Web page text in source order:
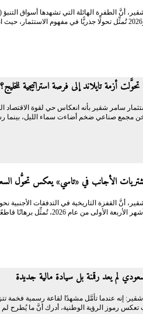
عالميًّا خلال عامي 2025 و2026 تُمثِّل تحولًا جذريًّا في مفهوم
أزمة تايلاند إلى فرصة استراتيجية للخليج؟
سامر شقير بأنه انعكاس حي لقوة الاقتصاد
مجمع صناعي ضخم أضاءت سماء الليل، بينما
الأجانب في «تاسي» يعكس تحوُّل
أنَّ القفزة التاريخية في التدفقات الأجنبية
السعودية (تاسي) خلال الأشهر الأربعة الأولى
لم يعد رقمنة بل سيادة مالية جديدة
إنه عندما تأمَّل مشهدًا لقاعة رسمية فخمة
تعكس رموز الرؤية الوطنية، أدرك أنَّ ما يُطرح